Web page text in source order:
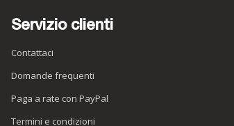
Servizio clienti
Contattaci
Domande frequenti
Paga a rate con PayPal
Termini e condizioni